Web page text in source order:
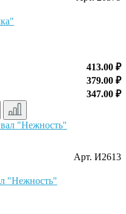
413.00 ₽
379.00 ₽
347.00 ₽
Арт. И2613
"Нежность"